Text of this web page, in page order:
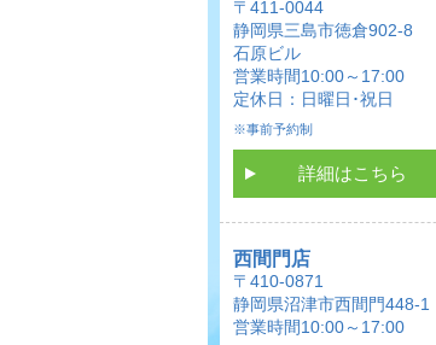
〒411-0044
静岡県三島市徳倉902-8
石原ビル
営業時間10:00～17:00
定休日：日曜日･祝日
※事前予約制
詳細はこちら
西間門店
〒410-0871
静岡県沼津市西間門448-1
営業時間10:00～17:00